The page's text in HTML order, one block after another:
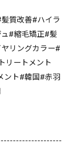
質改善#ハイラ
#縮毛矯正#髪
リングカラー#
リートメント
ント#韓国#赤羽